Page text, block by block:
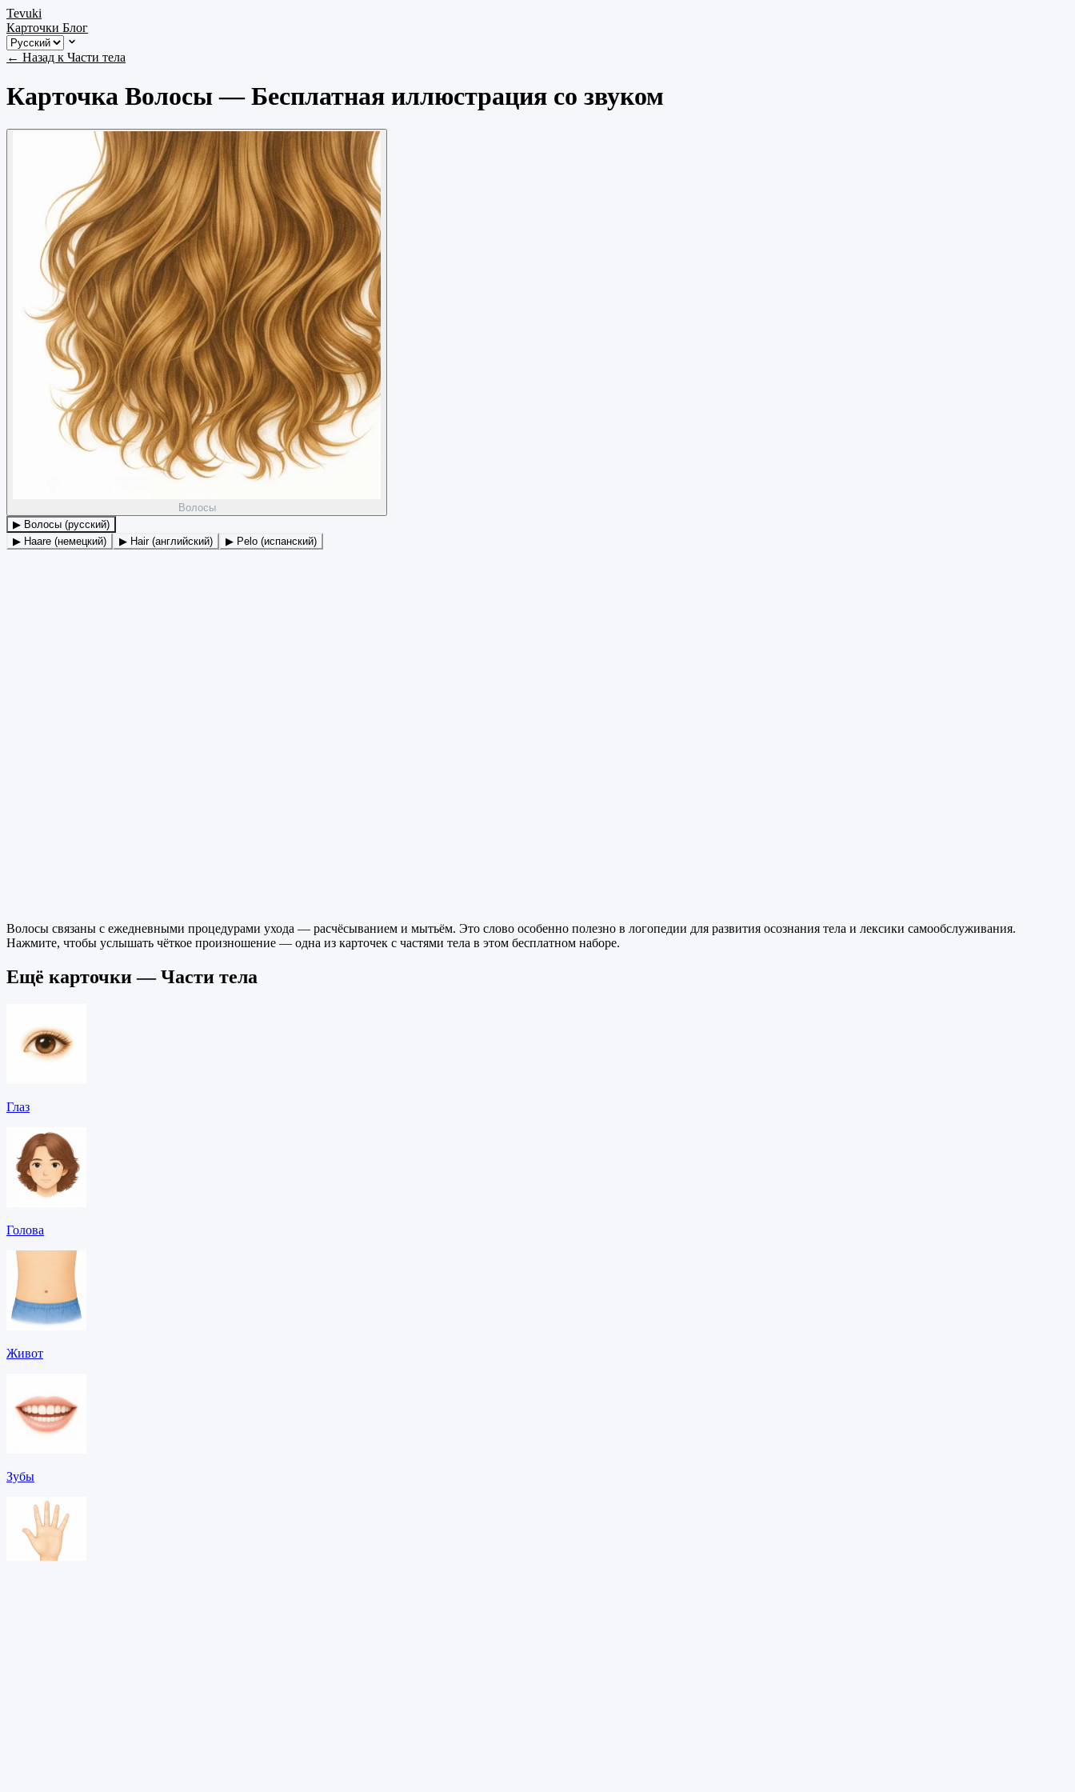
Tevuki
Карточки Блог
← Назад к Части тела
Карточка Волосы — Бесплатная иллюстрация со звуком
Волосы
▶ Волосы (русский)
▶ Haare (немецкий)
▶ Hair (английский) ▶ Pelo (испанский)
Волосы связаны с ежедневными процедурами ухода — расчёсыванием и мытьём. Это слово особенно полезно в логопедии для развития осознания тела и лексики самообслуживания.
Нажмите, чтобы услышать чёткое произношение — одна из карточек с частями тела в этом бесплатном наборе.
Ещё карточки — Части тела
Глаз
Голова
Живот
Зубы